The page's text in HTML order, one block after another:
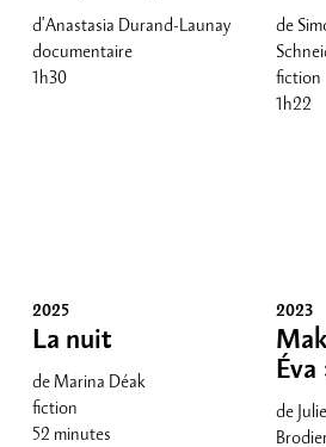
d'Anastasia Durand-Launay
documentaire
1h30
de
fiction
1h22
2025
La nuit
de Marina Déak
fiction
52 minutes
2023
Éva
de